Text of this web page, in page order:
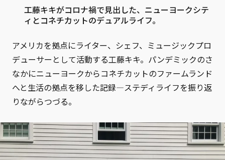
工藤キキがコロナ禍で見出した、ニューヨークシテ
ィとコネチカットのデュアルライフ。
アメリカを拠点にライター、シェフ、ミュージックプロ
デューサーとして活動する工藤キキ。パンデミックのさ
なかにニューヨークからコネチカットのファームランド
へと生活の拠点を移した記録―ステディライフを振り返
りながらつづる。